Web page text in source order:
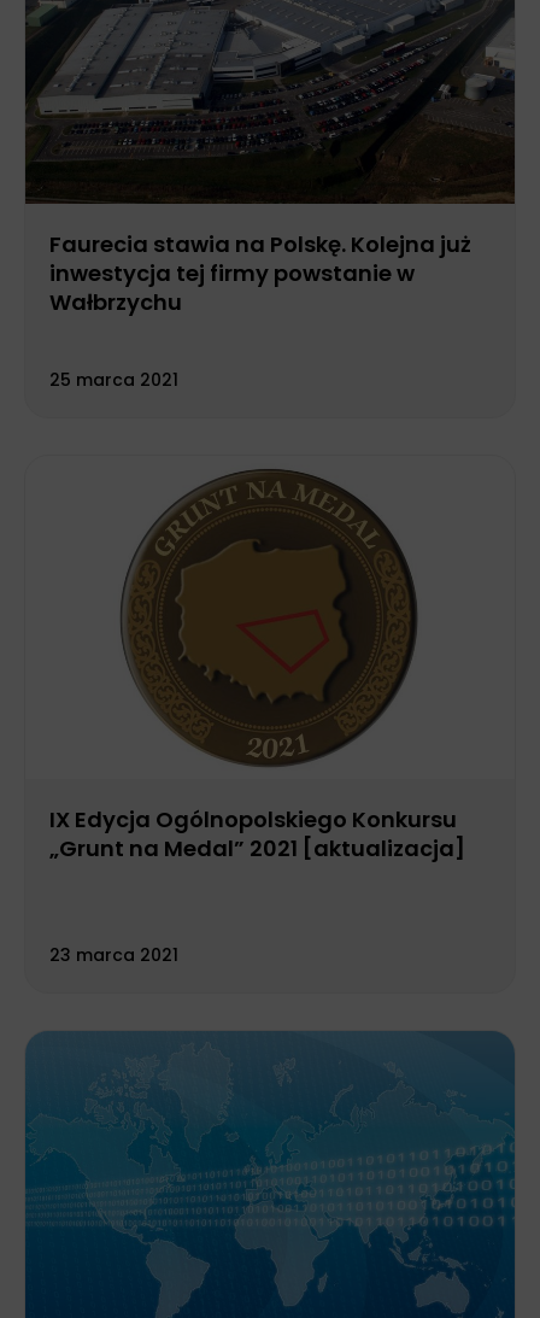
Faurecia stawia na Polskę. Kolejna już
inwestycja tej firmy powstanie w
Wałbrzychu
25 marca 2021
IX Edycja Ogólnopolskiego Konkursu
„Grunt na Medal” 2021 [aktualizacja]
23 marca 2021